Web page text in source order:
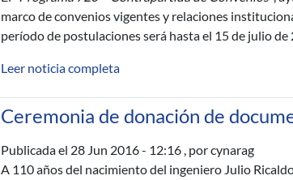
marco de convenios vigentes y relaciones
período de postulaciones será hasta el 15 de julio
Leer noticia completa
Ceremonia de donación de
Publicada el 28 Jun 2016 - 12:16 , por cynarag
A 110 años del nacimiento del ingeniero Julio